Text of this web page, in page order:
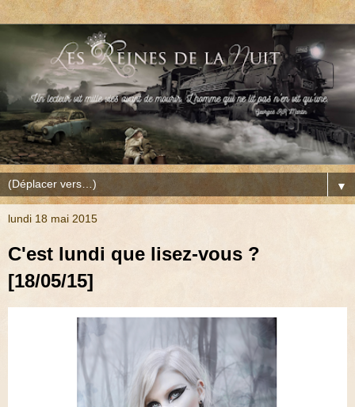
▼
lundi 18 mai 2015
C'est lundi que lisez-vous ?
[18/05/15]